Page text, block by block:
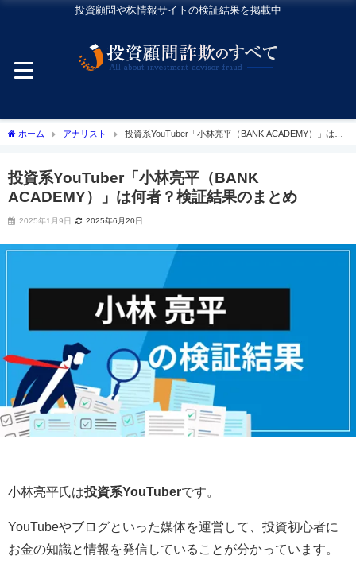
投資顧問や株情報サイトの検証結果を掲載中
ホーム アナリスト
投資系YouTuber「小林亮平（BANK ACADEMY）」は何
投資系YouTuber「小林亮平（BANK
ACADEMY）」は何者？検証結果のまとめ
2025年1月9日 2025年6月20日
小林亮平氏は投資系YouTuberです。
YouTubeやブログといった媒体を運営して、投資初心者に
お金の知識と情報を発信していることが分かっています。